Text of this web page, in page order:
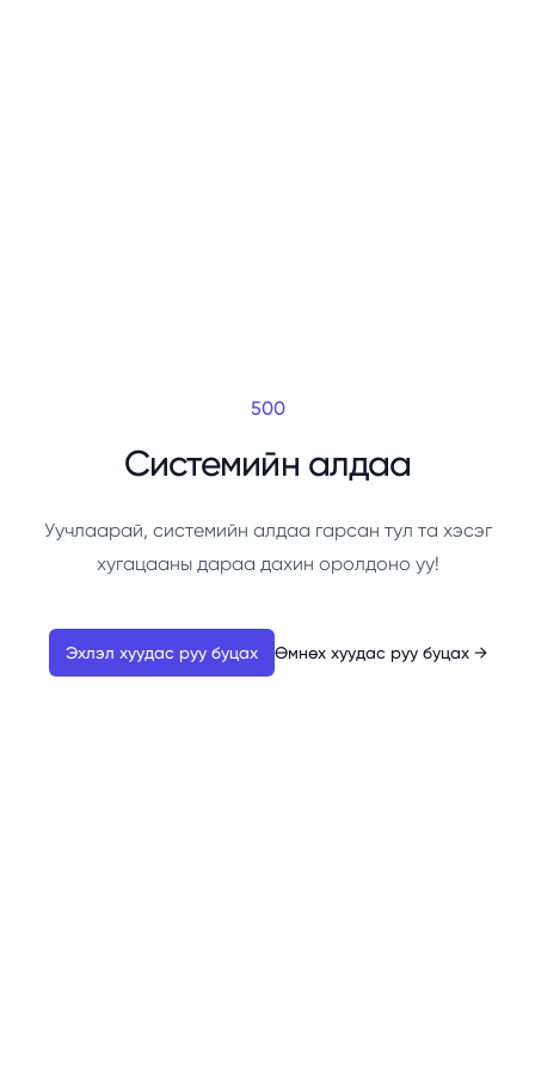
500
Системийн алдаа
Уучлаарай, системийн алдаа гарсан тул та хэсэг
хугацааны дараа дахин оролдоно уу!
Эхлэл хуудас руу буцах Өмнөх хуудас руу буцах →